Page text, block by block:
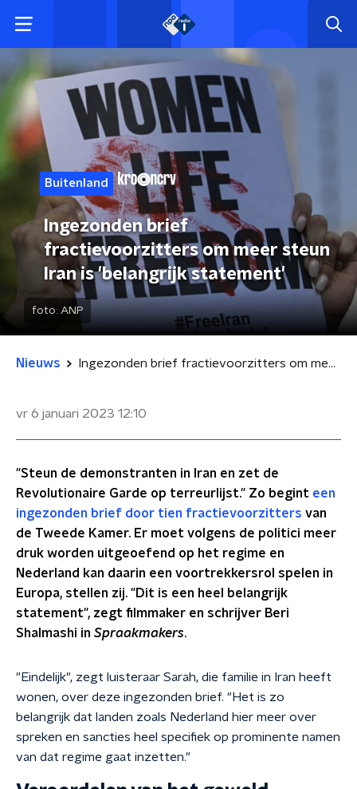
Buitenland
Ingezonden brief
fractievoorzitters om meer steun
Iran is 'belangrijk statement'
foto: ANP
Nieuws Ingezonden brief fractievoorzitters om meer steun Iran is 'belangrijk statement'
vr 6 januari 2023 12:10
"Steun de demonstranten in Iran en zet de
Revolutionaire Garde op terreurlijst." Zo begint een
ingezonden brief door tien fractievoorzitters van
de Tweede Kamer. Er moet volgens de politici meer
druk worden uitgeoefend op het regime en
Nederland kan daarin een voortrekkersrol spelen in
Europa, stellen zij. "Dit is een heel belangrijk
statement", zegt filmmaker en schrijver Beri
Shalmashi in Spraakmakers.
"Eindelijk", zegt luisteraar Sarah, die familie in Iran heeft
wonen, over deze ingezonden brief. "Het is zo
belangrijk dat landen zoals Nederland hier meer over
spreken en sancties heel specifiek op prominente namen
van dat regime gaat inzetten."